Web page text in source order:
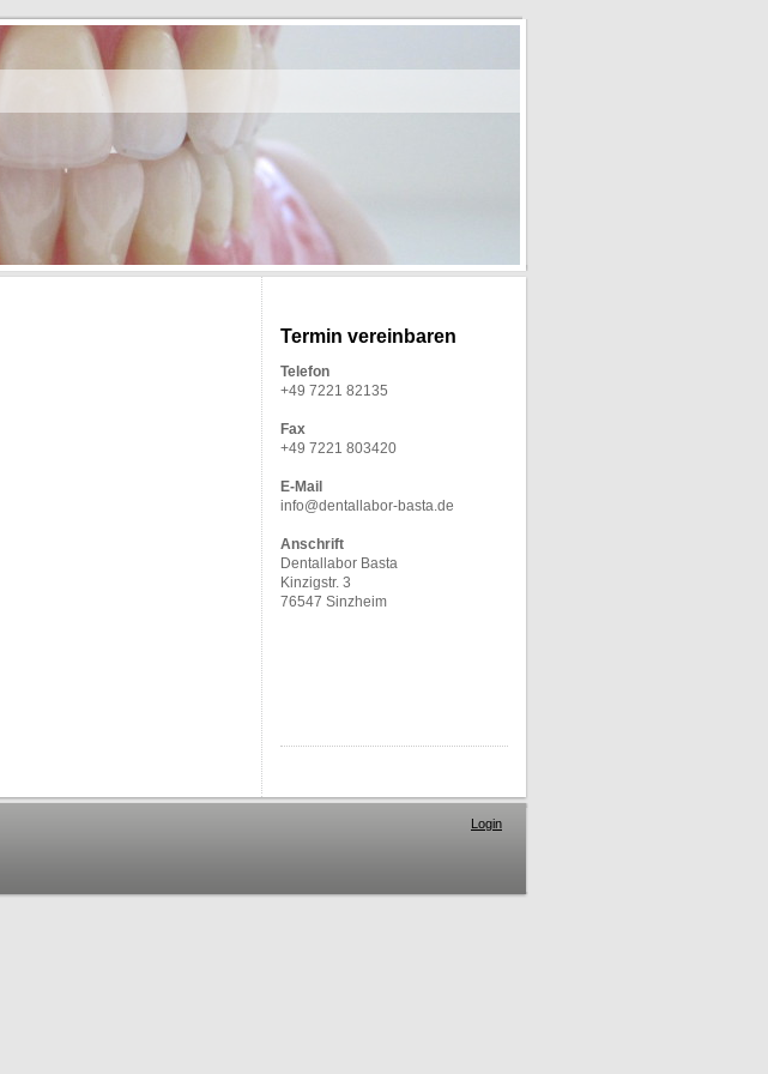
Termin vereinbaren
Telefon
+49 7221 82135
Fax
+49 7221 803420
E-Mail
info@dentallabor-basta.de
Anschrift
Dentallabor Basta
Kinzigstr. 3
76547 Sinzheim
Login